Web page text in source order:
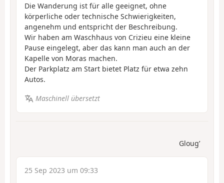
Die Wanderung ist für alle geeignet, ohne
körperliche oder technische Schwierigkeiten,
angenehm und entspricht der Beschreibung.
Wir haben am Waschhaus von Crizieu eine kleine
Pause eingelegt, aber das kann man auch an der
Kapelle von Moras machen.
Der Parkplatz am Start bietet Platz für etwa zehn
Autos.
Maschinell übersetzt
Gloug’
25 Sep 2023 um 09:33